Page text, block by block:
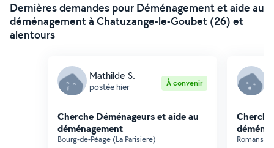
Dernières demandes pour Déménagement et aide au
déménagement à Chatuzange-le-Goubet (26) et
alentours
Mathilde S.
postée hier À convenir
Cherche Déménageurs et aide au
déménagement
Bourg-de-Péage (La Parisiere)
Romans-